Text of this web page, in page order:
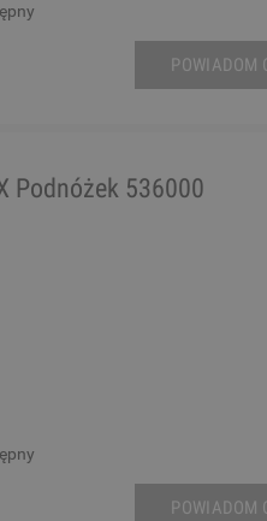
POWIADOM
Podnóżek 536000
POWIADOM